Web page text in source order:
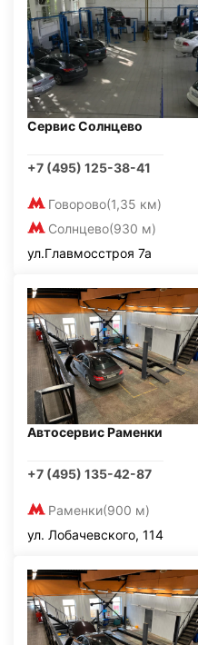
Сервис Солнцево
+7 (495) 125-38-41
Говорово(1,35 км)
Солнцево(930 м)
ул.Главмосстроя 7а
Автосервис Раменки
+7 (495) 135-42-87
Раменки(900 м)
ул. Лобачевского, 114